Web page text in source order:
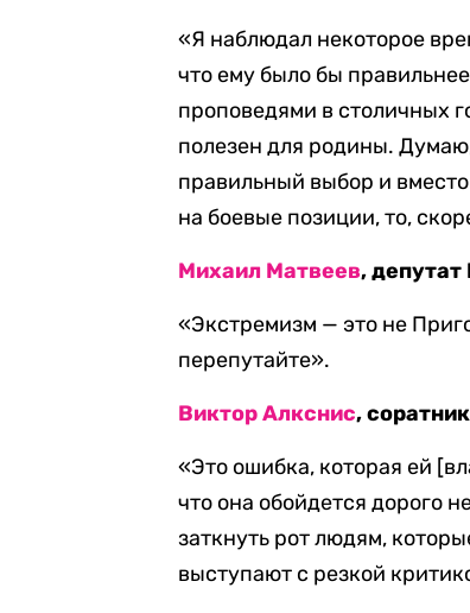
«Я наблюдал некоторое
что ему было бы
проповедями в столичных
полезен для родины.
правильный выбор и
на боевые позиции, то,
Михаил Матвеев,
«Экстремизм — это не
перепутайте».
Виктор Алкснис,
«Это ошибка, которая ей
что она обойдется дорого
заткнуть рот людям,
выступают с резкой